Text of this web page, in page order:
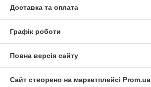
Доставка та оплата
Графік роботи
Повна версія сайту
Сайт створено на маркетплейсі Prom.ua